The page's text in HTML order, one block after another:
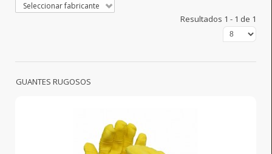
Seleccionar fabricante
Resultados 1 - 1 de 1
GUANTES RUGOSOS